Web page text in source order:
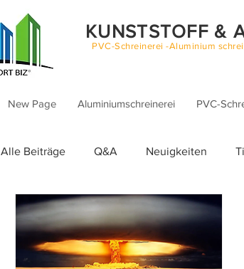
KUNSTSTOFF &
PVC-Schreinerei -Aluminium
New Page Aluminiumschreinerei PVC-
Alle Beiträge Q&A Neuigkeiten